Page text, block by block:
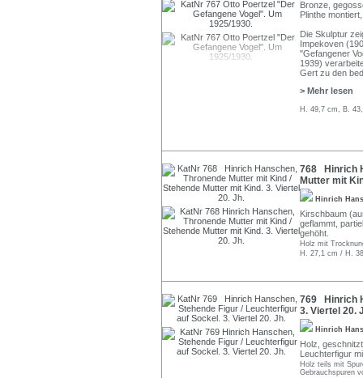
Bronze,
Plinthe
Die Skulptur
Impekoven
"Gefangener
1939)
Gert zu den
> Mehr lesen
H. 49,7 cm, B.
768 Hinrich
Mutter mit
Hinrich
Kirschbaum
geflammt,
gehöht.
Holz mit
H. 27,1 cm / H.
769 Hinrich
3. Viertel 20.
Hinrich
Holz,
Leuchterfigur
Holz teils mit
Gebrauchspuren